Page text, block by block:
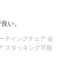
い。
ティングチェア 会
スタッキング可能